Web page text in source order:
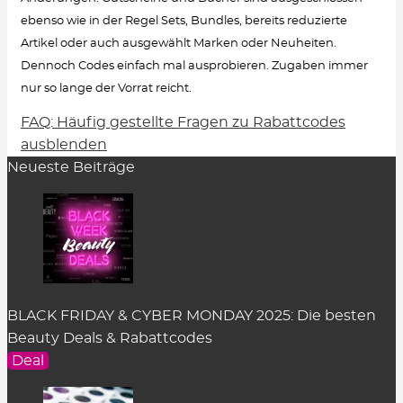
ebenso wie in der Regel Sets, Bundles, bereits reduzierte
Artikel oder auch ausgewählt Marken oder Neuheiten.
Dennoch Codes einfach mal ausprobieren. Zugaben immer
nur so lange der Vorrat reicht.
Wie löse ich einen Rabattcode ein?
Um den Gutschein-Code anzuzeigen, klicke in
der Rabatt-Beschreibung auf den Button
zeigen“. Es öffnet sich ein Pop-up-Fenster.
Einfach auf„kopieren“
zwischengespeichert.
Im Warenkorb des dazugehörigen Online Shops
kann der Rabattcode im entsprechenden Feld
eingefügt werden. Das Feld befindet sich an
FAQ: Häufig gestellte Fragen zu Rabattcodes
ausblenden
Neueste Beiträge
BLACK FRIDAY & CYBER MONDAY 2025: Die besten
Beauty Deals & Rabattcodes
Deal